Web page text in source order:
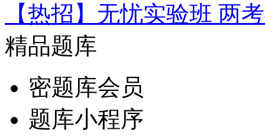
【热招】无忧实验班 两
精品题库
密题库会员
题库小程序